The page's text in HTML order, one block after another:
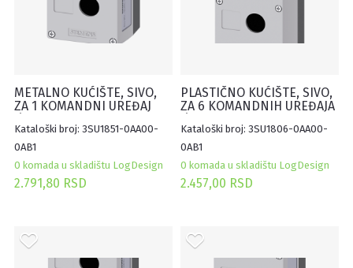
METALNO KUĆIŠTE, SIVO,
ZA 1 KOMANDNI UREĐAJ
ZA OZNAKU
Kataloški broj: 3SU1851-0AA00-
0AB1
0 komada u skladištu LogDesign
2.791,80 RSD
PLASTIČNO KUĆIŠTE, SIVO,
ZA 6 KOMANDNIH UREĐAJA
ZA OZNAKE
Kataloški broj: 3SU1806-0AA00-
0AB1
0 komada u skladištu LogDesign
2.457,00 RSD